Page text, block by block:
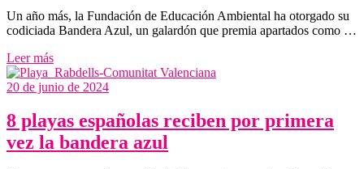
Un año más, la Fundación de Educación Ambiental ha otorgado su
codiciada Bandera Azul, un galardón que premia apartados como …
Leer más
20 de junio de 2024
8 playas españolas reciben por primera
vez la bandera azul